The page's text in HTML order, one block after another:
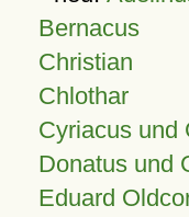
Bernacus
Christian
Chlothar
Cyriacus und
Donatus und
Eduard